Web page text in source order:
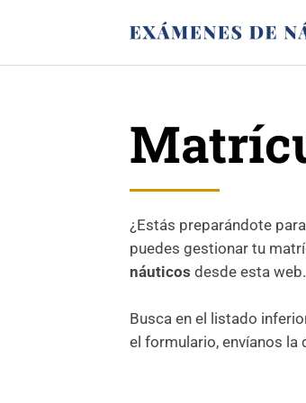
¿Estás preparándote
puedes gestionar tu
náuticos desde esta web.
Busca en el listado
el formulario, envíanos